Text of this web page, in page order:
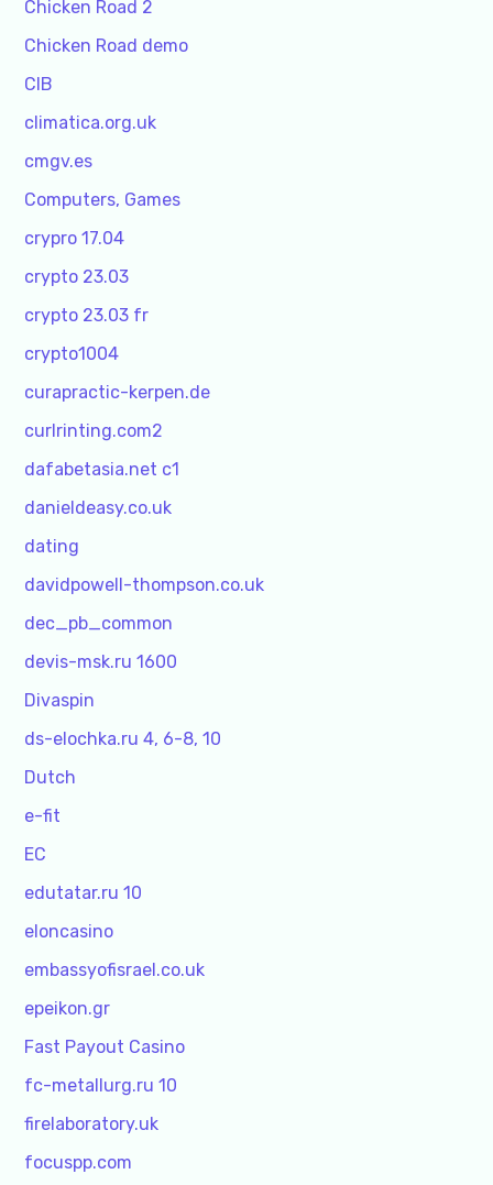
Chicken Road 2
Chicken Road demo
CIB
climatica.org.uk
cmgv.es
Computers, Games
crypro 17.04
crypto 23.03
crypto 23.03 fr
crypto1004
curapractic-kerpen.de
curlrinting.com2
dafabetasia.net c1
danieldeasy.co.uk
dating
davidpowell-thompson.co.uk
dec_pb_common
devis-msk.ru 1600
Divaspin
ds-elochka.ru 4, 6-8, 10
Dutch
e-fit
EC
edutatar.ru 10
eloncasino
embassyofisrael.co.uk
epeikon.gr
Fast Payout Casino
fc-metallurg.ru 10
firelaboratory.uk
focuspp.com